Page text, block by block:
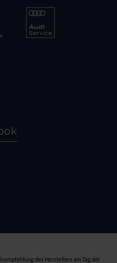
des Herstellers am Tag der